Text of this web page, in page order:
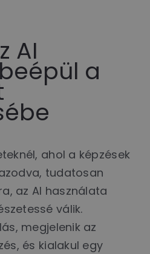
AI
a
ahol a képzések
tudatosan
az AI használata
válik.
megjelenik az
és kialakul egy